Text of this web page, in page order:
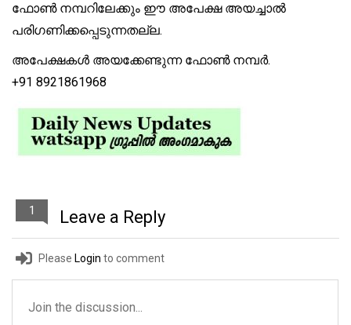
ഫോൺ നമ്പറിലേക്കും ഈ അപേക്ഷ അയച്ചാൽ
പരിഗണിക്കപ്പെടുന്നതല്ല.
അപേക്ഷകൾ അയക്കേണ്ടുന്ന ഫോൺ നമ്പർ.
+91 8921861968
1 Leave a Reply
Please Login to comment